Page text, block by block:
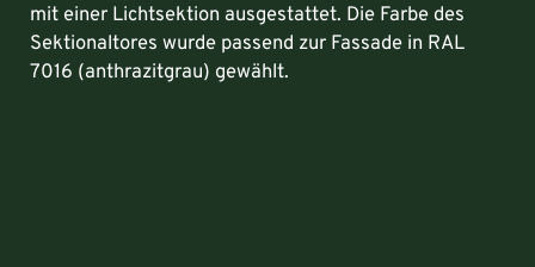
mit einer Lichtsektion ausgestattet. Die Farbe des
Sektionaltores wurde passend zur Fassade in RAL
7016 (anthrazitgrau) gewählt.